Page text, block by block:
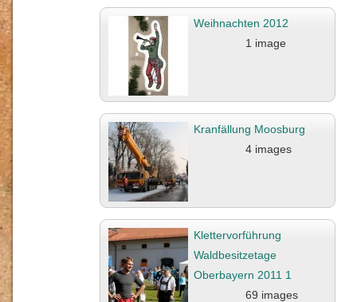
Weihnachten 2012
1 image
Kranfällung Moosburg
4 images
Klettervorführung
Waldbesitzetage
Oberbayern 2011 1
69 images